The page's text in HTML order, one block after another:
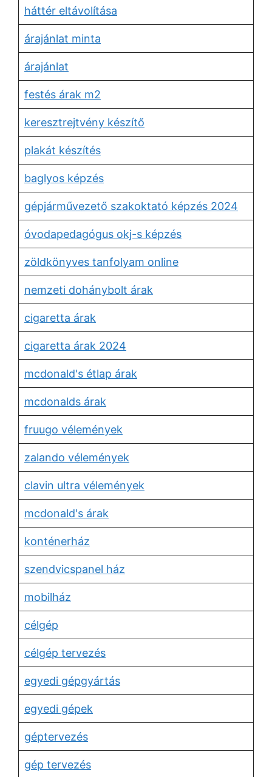
háttér eltávolítása
árajánlat minta
árajánlat
festés árak m2
keresztrejtvény készítő
plakát készítés
baglyos képzés
gépjárművezető szakoktató képzés 2024
óvodapedagógus okj-s képzés
zöldkönyves tanfolyam online
nemzeti dohánybolt árak
cigaretta árak
cigaretta árak 2024
mcdonald's étlap árak
mcdonalds árak
fruugo vélemények
zalando vélemények
clavin ultra vélemények
mcdonald's árak
konténerház
szendvicspanel ház
mobilház
célgép
célgép tervezés
egyedi gépgyártás
egyedi gépek
géptervezés
gép tervezés